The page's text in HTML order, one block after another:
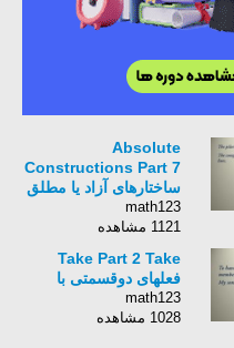
Absolute
Constructions Part 7
ساختارهای آزاد یا مطلق
math123
1121 مشاهده
Take Part 2 Take
فعلهای دوقسمتی با
math123
1028 مشاهده